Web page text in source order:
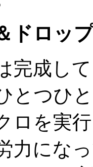
ドロッ
完成し
とつひ
ロを実
力にな